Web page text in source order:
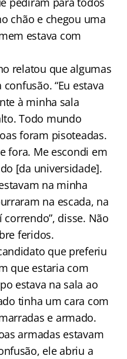
chão e chegou uma
estava com
relatou que algumas
“Eu estava
à minha sala
Todo mundo
foram pisoteadas.
fora. Me escondi em
[da universidade].
na minha
na escada, na
disse. Não
feridos.
que preferiu
que estaria com
estava na sala ao
tinha um cara com
e armado.
armadas estavam
ele abriu a